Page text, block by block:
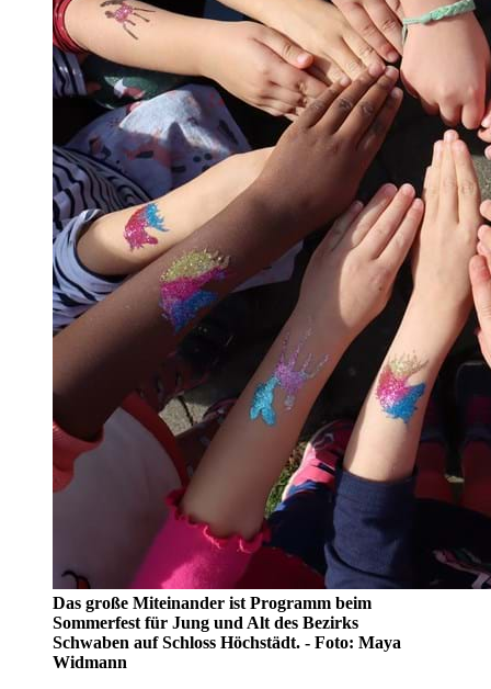
Das große Miteinander ist Programm beim
Sommerfest für Jung und Alt des Bezirks
Schwaben auf Schloss Höchstädt. - Foto: Maya
Widmann